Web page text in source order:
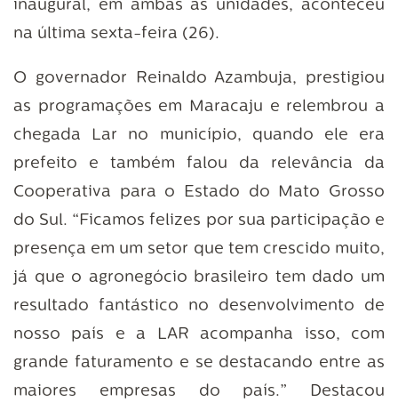
inaugural, em ambas as unidades, aconteceu
na última sexta-feira (26).
O governador Reinaldo Azambuja, prestigiou
as programações em Maracaju e relembrou a
chegada Lar no município, quando ele era
prefeito e também falou da relevância da
Cooperativa para o Estado do Mato Grosso
do Sul. “Ficamos felizes por sua participação e
presença em um setor que tem crescido muito,
já que o agronegócio brasileiro tem dado um
resultado fantástico no desenvolvimento de
nosso país e a LAR acompanha isso, com
grande faturamento e se destacando entre as
maiores empresas do país.” Destacou